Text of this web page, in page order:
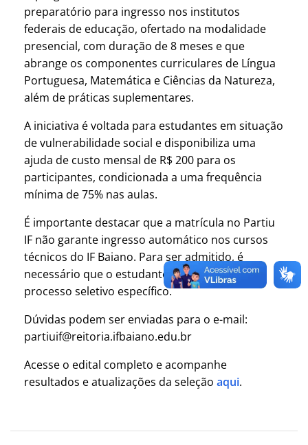
preparatório para ingresso nos institutos
federais de educação, ofertado na modalidade
presencial, com duração de 8 meses e que
abrange os componentes curriculares de Língua
Portuguesa, Matemática e Ciências da Natureza,
além de práticas suplementares.
A iniciativa é voltada para estudantes em situação
de vulnerabilidade social e disponibiliza uma
ajuda de custo mensal de R$ 200 para os
participantes, condicionada a uma frequência
mínima de 75% nas aulas.
É importante destacar que a matrícula no Partiu
IF não garante ingresso automático nos cursos
técnicos do IF Baiano. Para ser admitido, é
necessário que o estudante participe do
processo seletivo específico.
Dúvidas podem ser enviadas para o e-mail:
partiuif@reitoria.ifbaiano.edu.br
Acesse o edital completo e acompanhe
resultados e atualizações da seleção aqui.